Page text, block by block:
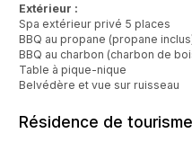
Extérieur :
Spa extérieur privé 5 places
BBQ au propane (propane
BBQ au charbon (charbon de
Table à pique-nique
Belvédère et vue sur ruisseau
Résidence de